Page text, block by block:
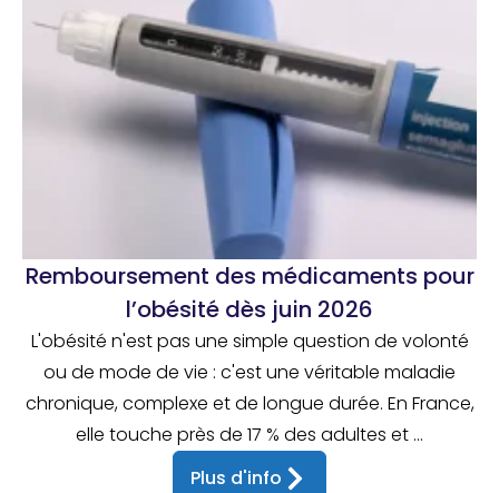
Remboursement des médicaments pour
l’obésité dès juin 2026
L'obésité n'est pas une simple question de volonté
ou de mode de vie : c'est une véritable maladie
chronique, complexe et de longue durée. En France,
elle touche près de 17 % des adultes et ...
Plus d'info